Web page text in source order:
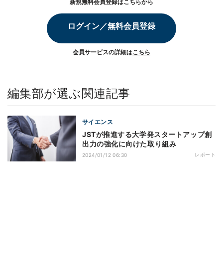
新規無料会員登録はこちらから
ログイン／無料会員登録
会員サービスの詳細はこちら
編集部が選ぶ関連記事
サイエンス
JSTが推進する大学発スタートアップ創
出力の強化に向けた取り組み
2024/01/12 06:30 レポート